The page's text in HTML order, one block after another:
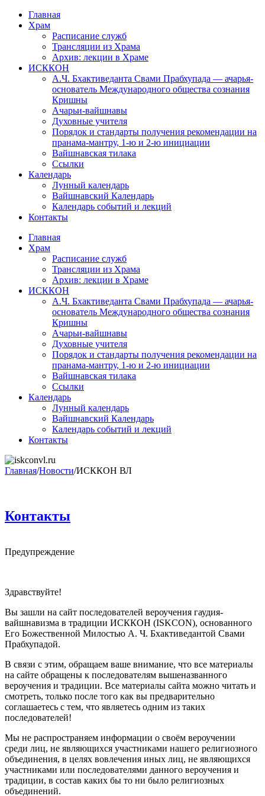
Перейти
содержимому
Главная
Храм
Расписание служб
Трансляции из Храма
Архив: лекции в Храме
ИСККОН
А.Ч. Бхактиведанта Свами Прабхупада — ачарья-
основатель Международного общества сознания
Кришны
Ачарьи-вайшнавы
Духовные учителя
Порядок и стандарты получения рекомендации на
пранама-мантру, 1-ю и 2-ю инициации
Вайшнавская тилака
Ссылки
Календарь
Лунный календарь
Вайшнавский Календарь
Календарь событий и лекций
Контакты
Главная
Храм
Расписание служб
Трансляции из Храма
Архив: лекции в Храме
ИСККОН
А.Ч. Бхактиведанта Свами Прабхупада — ачарья-
основатель Международного общества сознания
Кришны
Ачарьи-вайшнавы
Духовные учителя
Порядок и стандарты получения рекомендации на
пранама-мантру, 1-ю и 2-ю инициации
Вайшнавская тилака
Ссылки
Календарь
Лунный календарь
Вайшнавский Календарь
Календарь событий и лекций
Контакты
Главная/Новости/ИСККОН ВЛ
Контакты
Предупреждение
Здравствуйте!
Вы зашли на сайт последователей вероучения гаудия-
вайшнавизма в традиции ИСККОН (ISKCON), основанного
Его Божественной Милостью А. Ч. Бхактиведантой Свами
Прабхупадой.
В связи с этим, обращаем ваше внимание, что все материалы
на сайте обращены к последователям вышеназванного
вероучения и традиции. Все материалы сайта можно читать и
смотреть, только после того как вы предварительно
соглашаетесь с тем, что являетесь одним из таких
последователей!
Мы не распространяем информации о своём вероучении
среди лиц, не являющихся участниками нашего религиозного
объединения, в целях вовлечения иных лиц, не являющихся
участниками или последователями данного вероучения и
традиции, в состав каких бы то ни было религиозных
объединений.